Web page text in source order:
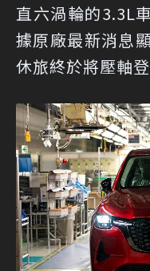
直六渦輪的3.3L
據原廠最新消息
休旅終於將壓軸登